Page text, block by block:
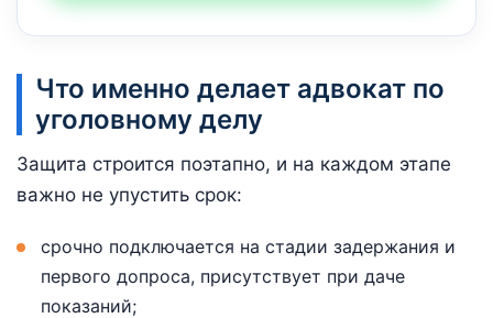
Что именно делает адвокат по
уголовному делу
Защита строится поэтапно, и на каждом этапе
важно не упустить срок:
срочно подключается на стадии задержания и
первого допроса, присутствует при даче
показаний;